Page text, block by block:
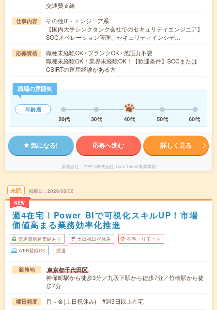
交通費支給
仕事内容
その他IT・エンジニア系
【国内大手シンクタンク会社でのセキュリティエンジニア】
SOCオペレーション管理、セキュリティインシデ…
応募資格
職種未経験OK / ブランクOK / 英語力不要
職種未経験OK！業界未経験OK！【歓迎条件】SOCまたは
CSIRTの運用経験がある方
職場の雰囲気
年齢層
20代
30代 40代 50代 60代
気になる! 応募へ進む 詳しく見る
派遣会社 アデコ株式会社 Tech Talent事業本部
未読
NEW
掲載日 2026/08/06
週4在宅！Power BIで可視化スキルUP！市場
価値高まる業務効率化推進
交通費別途支給あり 土日祝日が休み 在宅・リモート
WEB登録OK 派遣
勤務地 東京都千代田区
神保町駅から徒歩3分／九段下駅から徒歩7分／竹橋駅から徒
歩7分
曜日頻度 月～金(土日祝休み) #週3日以上在宅